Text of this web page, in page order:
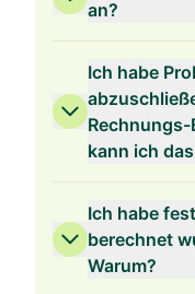
2 Jahre
an?
Ich habe
kann ich
Ich habe
berechnet
Warum?